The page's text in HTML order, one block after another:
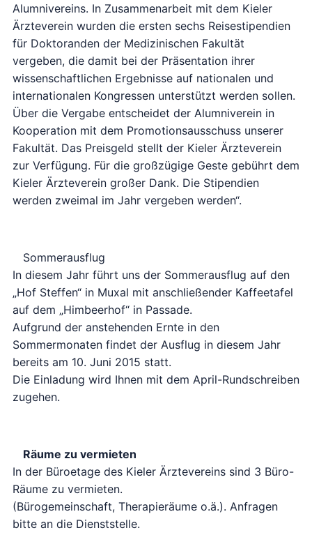
Alumnivereins. In Zusammenarbeit mit dem Kieler
Ärzteverein wurden die ersten sechs Reisestipendien
für Doktoranden der Medizinischen Fakultät
vergeben, die damit bei der Präsentation ihrer
wissenschaftlichen Ergebnisse auf nationalen und
internationalen Kongressen unterstützt werden sollen.
Über die Vergabe entscheidet der Alumniverein in
Kooperation mit dem Promotionsausschuss unserer
Fakultät. Das Preisgeld stellt der Kieler Ärzteverein
zur Verfügung. Für die großzügige Geste gebührt dem
Kieler Ärzteverein großer Dank. Die Stipendien
werden zweimal im Jahr vergeben werden“.
Sommerausflug
In diesem Jahr führt uns der Sommerausflug auf den
„Hof Steffen“ in Muxal mit anschließender Kaffeetafel
auf dem „Himbeerhof“ in Passade.
Aufgrund der anstehenden Ernte in den
Sommermonaten findet der Ausflug in diesem Jahr
bereits am 10. Juni 2015 statt.
Die Einladung wird Ihnen mit dem April-Rundschreiben
zugehen.
Räume zu vermieten
In der Büroetage des Kieler Ärztevereins sind 3 Büro-
Räume zu vermieten.
(Bürogemeinschaft, Therapieräume o.ä.). Anfragen
bitte an die Dienststelle.